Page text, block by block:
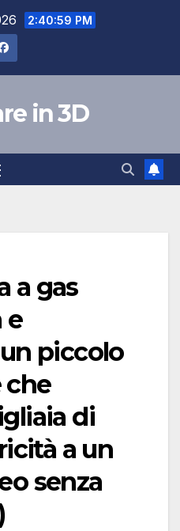
2:40:59 PM
in 3D
a gas
e
piccolo
che
di
a un
senza